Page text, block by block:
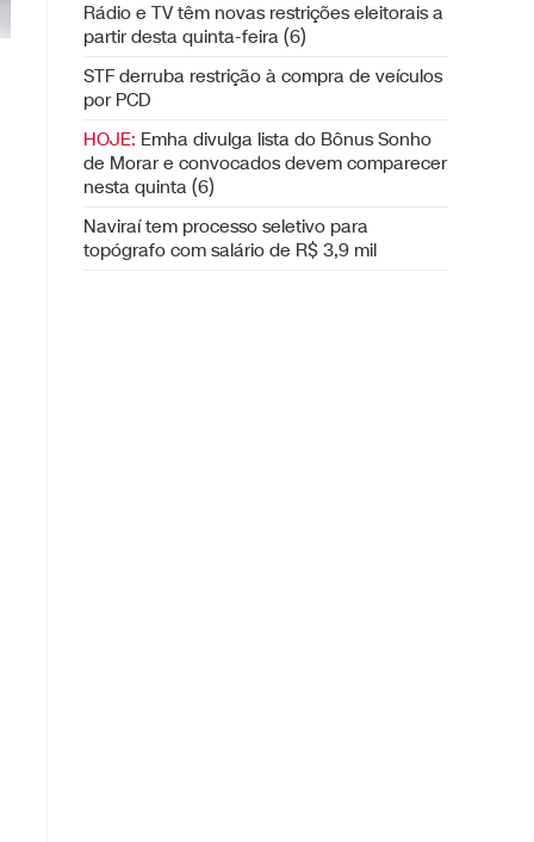
Rádio e TV têm novas restrições eleitorais a
partir desta quinta-feira (6)
STF derruba restrição à compra de veículos
por PCD
HOJE: Emha divulga lista do Bônus Sonho
de Morar e convocados devem comparecer
nesta quinta (6)
Naviraí tem processo seletivo para
topógrafo com salário de R$ 3,9 mil